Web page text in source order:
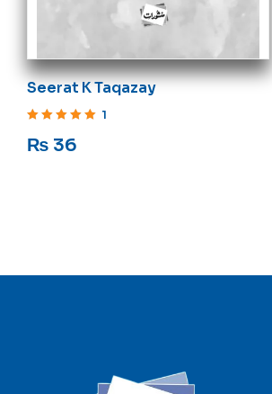
Seerat K Taqazay
1
₨ 36